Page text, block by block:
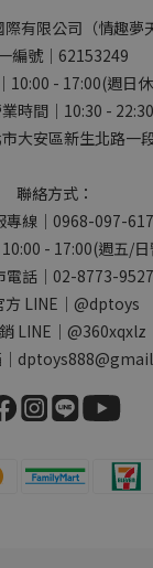
有限公司（情趣夢
編號｜62153249
10:00 - 17:00(週日
時間｜10:30 - 22:30
大安區新生北路一
聯絡方式：
專線｜0968-097-617
- 17:00(週五/
電話｜02-8773-9527
方 LINE｜@dptoys
LINE｜@360xqxlz
｜